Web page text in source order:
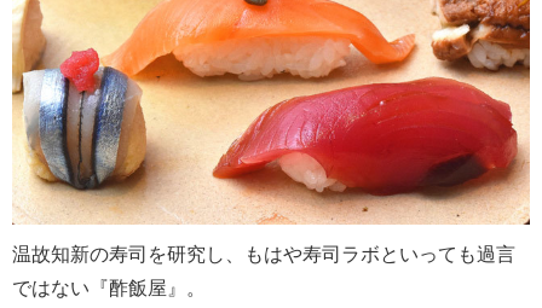
温故知新の寿司を研究し、もはや寿司ラボといっても過言
ではない『酢飯屋』。